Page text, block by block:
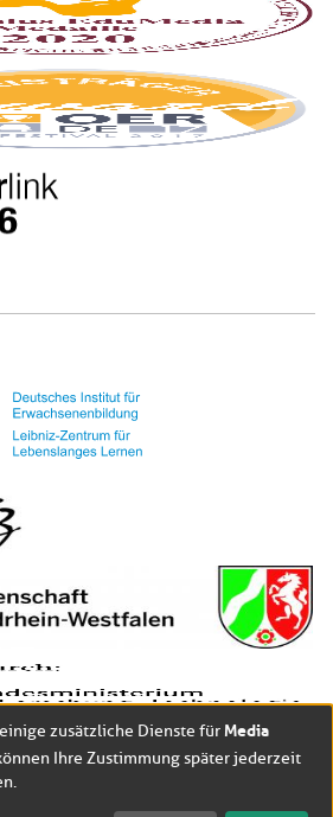
zusätzliche Dienste für Media
Ihre Zustimmung später jederzeit